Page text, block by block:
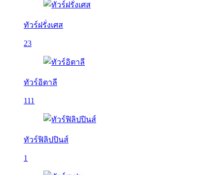
ทัวร์ฝรั่งเศส
23
ทัวร์อิตาลี
111
ทัวร์ฟิลิปปินส์
1